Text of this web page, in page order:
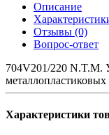
Описание
Отзывы (0)
Вопрос-ответ
704V201/220 N.T.M.
металлопластиковых
Характеристики